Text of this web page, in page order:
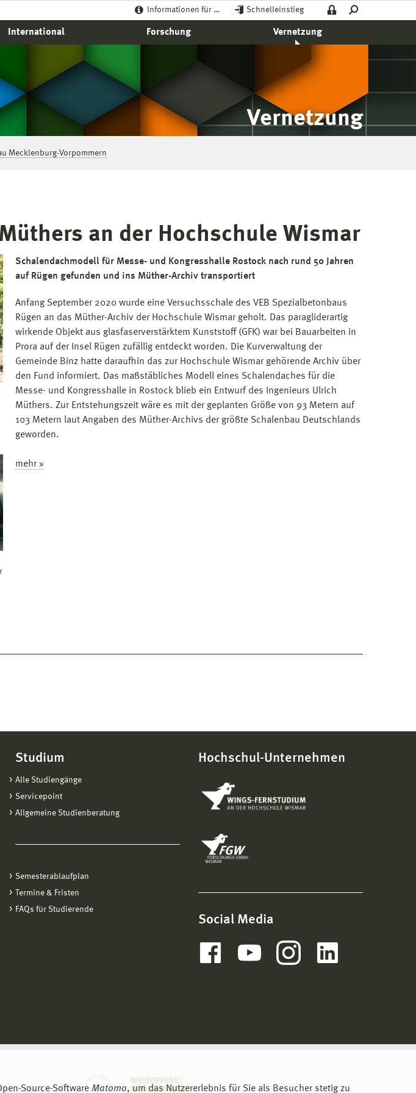
Informationen für … Schnelleinstieg
International Forschung Vernetzung
Vernetzung
Mecklenburg-Vorpommern
Source-Software Matomo, um das Nutzererlebnis für Sie als Besucher stetig zu
an der Hochschule Wismar
Schalendachmodell für Messe- und Kongresshalle Rostock nach rund 50 Jahren
auf Rügen gefunden und ins Müther-Archiv transportiert
Anfang September 2020 wurde eine Versuchsschale des VEB Spezialbetonbaus
Rügen an das Müther-Archiv der Hochschule Wismar geholt. Das paragliderartig
wirkende Objekt aus glasfaserverstärktem Kunststoff (GFK) war bei Bauarbeiten in
Prora auf der Insel Rügen zufällig entdeckt worden. Die Kurverwaltung der
Gemeinde Binz hatte daraufhin das zur Hochschule Wismar gehörende Archiv über
den Fund informiert. Das maßstäbliches Modell eines Schalendaches für die
Messe- und Kongresshalle in Rostock blieb ein Entwurf des Ingenieurs Ulrich
Müthers. Zur Entstehungszeit wäre es mit der geplanten Größe von 93 Metern auf
103 Metern laut Angaben des Müther-Archivs der größte Schalenbau Deutschlands
geworden.
mehr »
Studium
Alle Studiengänge
Servicepoint
Allgemeine Studienberatung
Semesterablaufplan
Termine & Fristen
FAQs für Studierende
Hochschul-Unternehmen
Social Media